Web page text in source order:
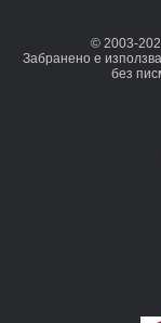
© 2003-
Забранено е
без